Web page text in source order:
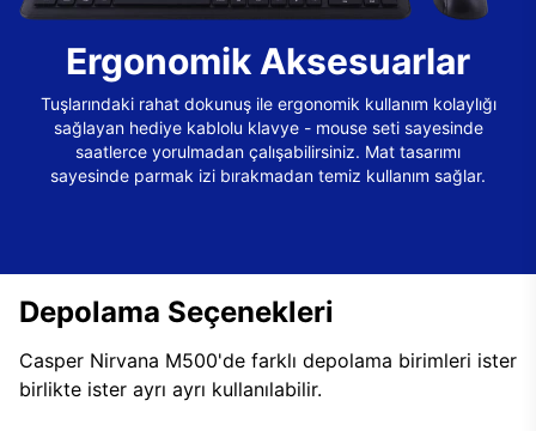
Ergonomik Aksesuarlar
Tuşlarındaki rahat dokunuş ile ergonomik kullanım kolaylığı
sağlayan hediye kablolu klavye - mouse seti sayesinde
saatlerce yorulmadan çalışabilirsiniz. Mat tasarımı
sayesinde parmak izi bırakmadan temiz kullanım sağlar.
Depolama Seçenekleri
Casper Nirvana M500'de farklı depolama birimleri ister
birlikte ister ayrı ayrı kullanılabilir.